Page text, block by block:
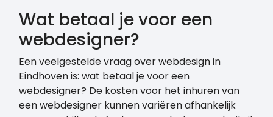
Wat betaal je voor een
webdesigner?
Een veelgestelde vraag over webdesign in
Eindhoven is: wat betaal je voor een
webdesigner? De kosten voor het inhuren van
een webdesigner kunnen variëren afhankelijk